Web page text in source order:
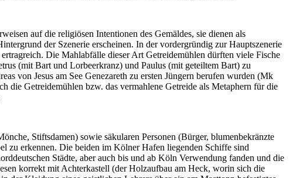
auf die religiösen Intentionen des Gemäldes, sie dienen als
der Szenerie erscheinen. In der vordergründig zur Hauptszenerie
Die Mahlabfälle dieser Art Getreidemühlen dürften viele Fische
(mit Bart und Lorbeerkranz) und Paulus (mit geteiltem Bart) zu
von Jesus am See Genezareth zu ersten Jüngern berufen wurden (Mk
die Getreidemühlen bzw. das vermahlene Getreide als Metaphern für die
Stiftsdamen) sowie säkularen Personen (Bürger, blumenbekränzte
zu erkennen. Die beiden im Kölner Hafen liegenden Schiffe sind
Städte, aber auch bis und ab Köln Verwendung fanden und die
korrekt mit Achterkastell (der Holzaufbau am Heck, worin sich die